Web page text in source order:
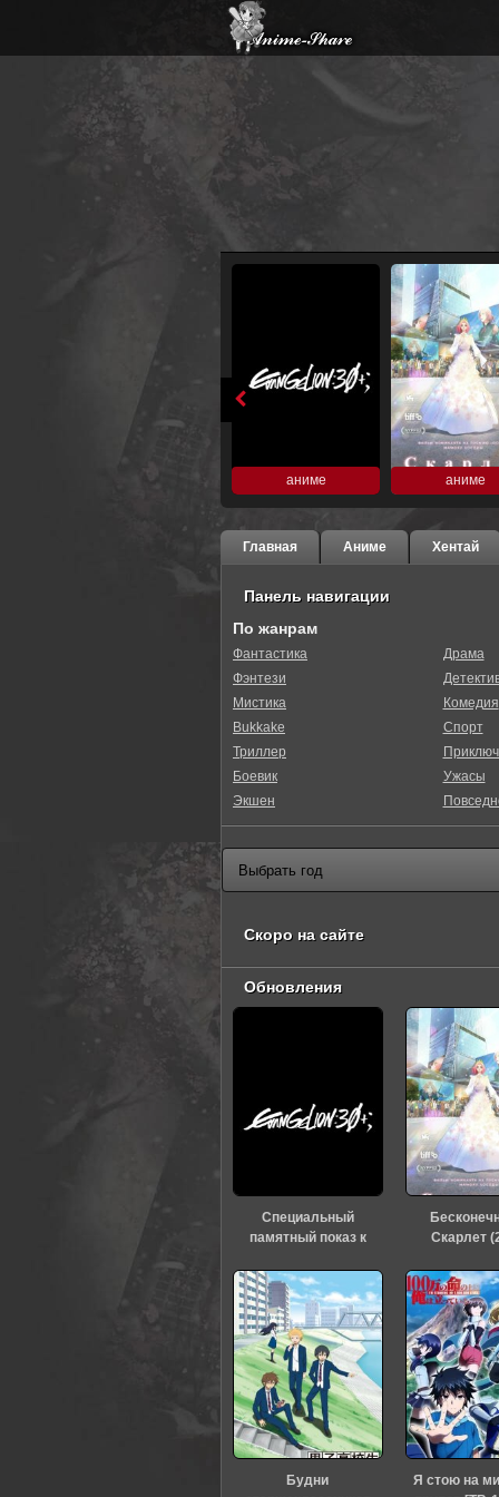
аниме аниме
Главная Аниме Хентай
Панель навигации
По жанрам
Фантастика
Фэнтези
Мистика
Bukkake
Триллер
Боевик
Экшен
Драма
Комедия
Спорт
Ужасы
Скоро на сайте
Обновления
Специальный
памятный показ к
«Евангелиона» (2026)
Скарлет
Будни
Я стою на